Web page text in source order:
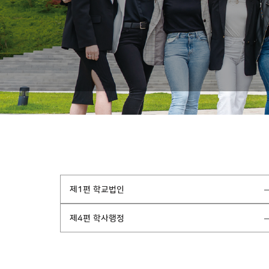
제1편 학교법인
제4편 학사행정